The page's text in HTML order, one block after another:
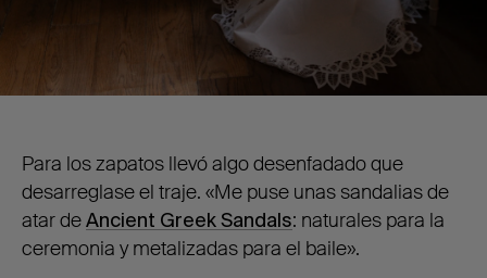
Para los zapatos llevó algo desenfadado que
desarreglase el traje. «Me puse unas sandalias de
atar deAncient Greek Sandals: naturales para la
ceremonia y metalizadas para el baile».